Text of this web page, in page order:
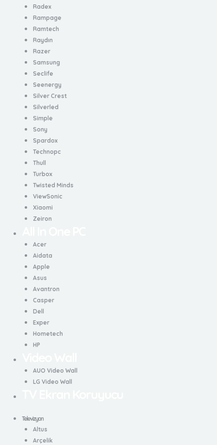
Radex
Rampage
Ramtech
Raydın
Razer
Samsung
Seclife
Seenergy
Silver Crest
Silverled
Simple
Sony
Spardox
Technopc
Thull
Turbox
Twisted Minds
ViewSonic
Xiaomi
Zeiron
Acer
Aidata
Apple
Asus
Avantron
Casper
Dell
Exper
Hometech
HP
AUO Video Wall
LG Video Wall
Televizyon
Altus
Arçelik